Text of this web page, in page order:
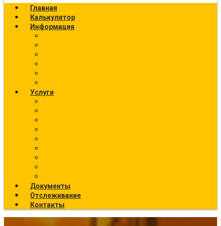
Главная
Калькулятор
Информация
Услуги
Документы
Отслеживание
Контакты